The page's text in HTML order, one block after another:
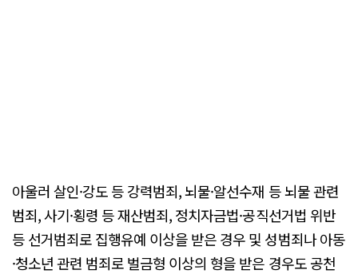
아울러 살인·강도 등 강력범죄, 뇌물·알선수재 등 뇌물 관련
범죄, 사기·횡령 등 재산범죄, 정치자금법·공직선거법 위반
등 선거범죄로 집행유예 이상을 받은 경우 및 성범죄나 아동
·청소년 관련 범죄로 벌금형 이상의 형을 받은 경우도 공천